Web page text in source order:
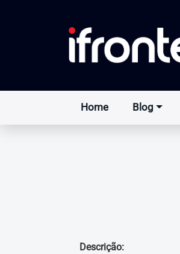
Home Blog
Descrição: